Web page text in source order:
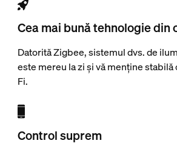
Cea mai bună tehnologie din
Datorită Zigbee, sistemul dvs. de
este mereu la zi și vă menține
Fi.
Control suprem